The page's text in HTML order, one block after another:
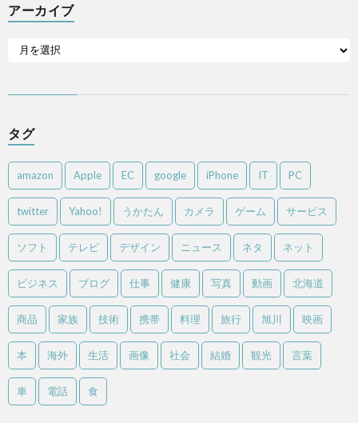
アーカイブ
タグ
amazon Apple EC google iPhone IT PC
twitter Yahoo! うかたん カメラ ゲーム サービス
ソフト テレビ デザイン ニュース ネタ ネット
ビジネス ブログ 仕事 健康 写真 動画 北海道
商品 家族 技術 携帯 料理 旅行 旭川 映画
本 海外 生活 画像 社会 結婚 観光 言葉
車 電話 食